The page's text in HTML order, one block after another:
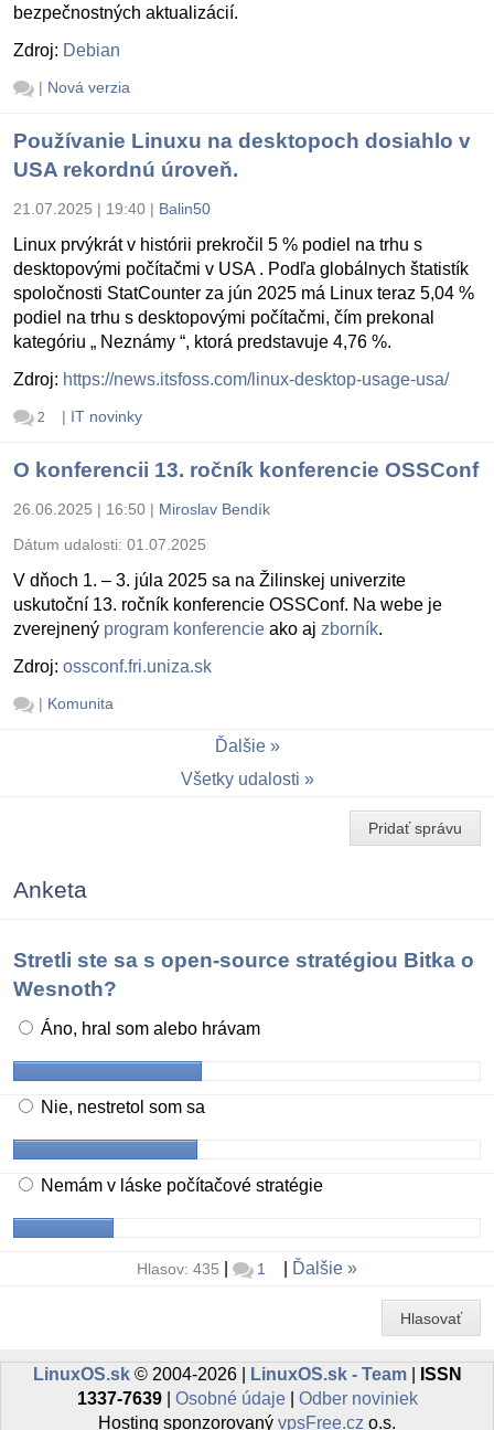
bezpečnostných aktualizácií.
Zdroj: Debian
| Nová verzia
Používanie Linuxu na desktopoch dosiahlo v
USA rekordnú úroveň.
21.07.2025 | 19:40 | Balin50
Linux prvýkrát v histórii prekročil 5 % podiel na trhu s
desktopovými počítačmi v USA . Podľa globálnych štatistík
spoločnosti StatCounter za jún 2025 má Linux teraz 5,04 %
podiel na trhu s desktopovými počítačmi, čím prekonal
kategóriu „ Neznámy “, ktorá predstavuje 4,76 %.
Zdroj: https://news.itsfoss.com/linux-desktop-usage-usa/
2 | IT novinky
O konferencii 13. ročník konferencie OSSConf
26.06.2025 | 16:50 | Miroslav Bendík
Dátum udalosti: 01.07.2025
V dňoch 1. – 3. júla 2025 sa na Žilinskej univerzite
uskutoční 13. ročník konferencie OSSConf. Na webe je
zverejnený program konferencie ako aj zborník.
Zdroj: ossconf.fri.uniza.sk
| Komunita
Ďalšie
Všetky udalosti
Pridať správu
Anketa
Stretli ste sa s open-source stratégiou Bitka o
Wesnoth?
Áno, hral som alebo hrávam
Nie, nestretol som sa
Nemám v láske počítačové stratégie
Hlasov: 435 1 Ďalšie
Hlasovať
LinuxOS.sk© 2004-2026 | LinuxOS.sk - Team|
ISSN
1337-7639| Osobné údaje| Odber noviniek
Hosting sponzorovaný vpsFree.cz o.s.